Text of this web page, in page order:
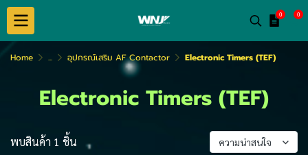
0 0
Home ... อุปกรณ์เสริม AF Contactor Electronic Timers (TEF)
Electronic Timers (TEF)
พบสินค้า 1 ชิ้น ความน่าสนใจ